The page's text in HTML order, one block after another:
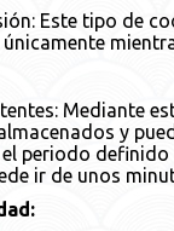
Este tipo de
Mediante
y
periodo definido
ir de unos